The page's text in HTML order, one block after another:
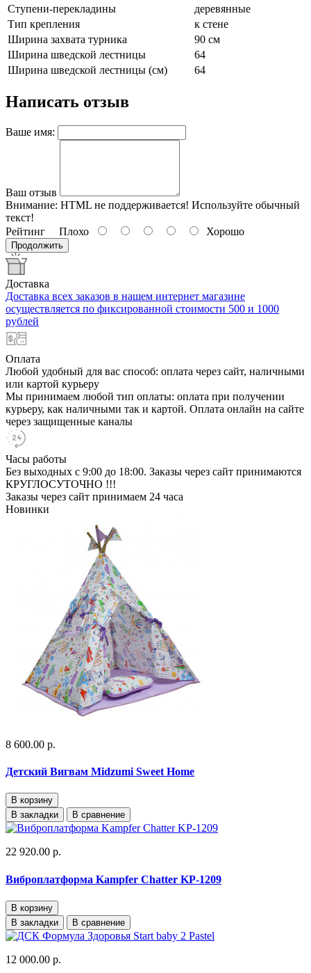
Ступени-перекладины
деревянные
Тип крепления
к стене
Ширина захвата турника
90 см
Ширина шведской лестницы
64
Ширина шведской лестницы (см)
64
Написать отзыв
Ваше имя:
Ваш отзыв
Внимание: HTML не поддерживается! Используйте обычный
текст!
Рейтинг Плохо Хорошо
Продолжить
Доставка
Доставка всех заказов в нашем интернет магазине
осуществляется по фиксированной стоимости 500 и 1000
рублей
Оплата
Любой удобный для вас способ: оплата через сайт, наличными
или картой курьеру
Мы принимаем любой тип оплаты: оплата при получении
курьеру, как наличными так и картой. Оплата онлайн на сайте
через защищенные каналы
Часы работы
Без выходных с 9:00 до 18:00. Заказы через сайт принимаются
КРУГЛОСУТОЧНО !!!
Заказы через сайт принимаем 24 часа
Новинки
8 600.00 р.
Детский Вигвам Midzumi Sweet Home
В корзину
В закладки
В сравнение
22 920.00 р.
Виброплатформа Kampfer Chatter KP-1209
В корзину
В закладки
В сравнение
12 000.00 р.